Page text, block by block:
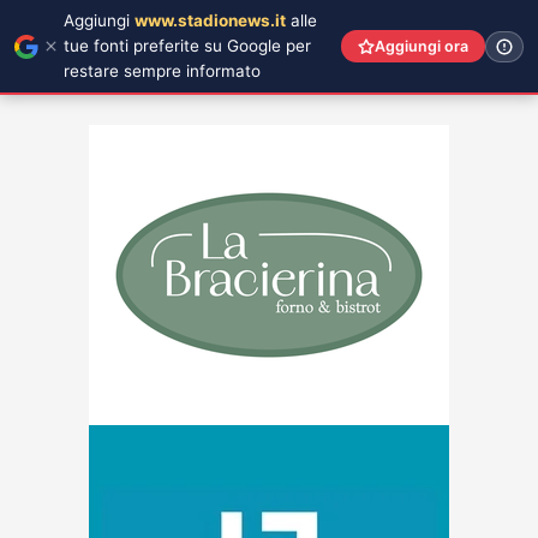
Aggiungi www.stadionews.it alle
tue fonti preferite su Google per
restare sempre informato
Aggiungi ora